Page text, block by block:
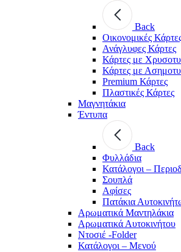
Back
Οικονομικές
Ανάγλυφες Κάρτες
Κάρτες με
Κάρτες με
Premium Κάρτες
Πλαστικές Κάρτες
Μαγνητάκια
Έντυπα
Back
Φυλλάδια
Κατάλογοι –
Σουπλά
Αφίσες
Πατάκια
Αρωματικά Μαντηλάκια
Αρωματικά Αυτοκινήτου
Ντοσιέ -Folder
Κατάλογοι – Μενού